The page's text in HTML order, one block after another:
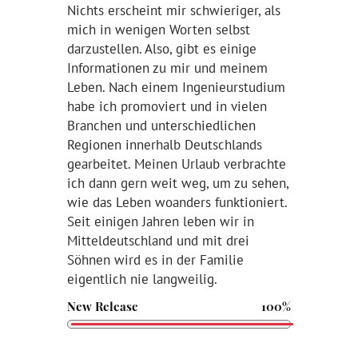
Nichts erscheint mir schwieriger, als
mich in wenigen Worten selbst
darzustellen. Also, gibt es einige
Informationen zu mir und meinem
Leben. Nach einem Ingenieurstudium
habe ich promoviert und in vielen
Branchen und unterschiedlichen
Regionen innerhalb Deutschlands
gearbeitet. Meinen Urlaub verbrachte
ich dann gern weit weg, um zu sehen,
wie das Leben woanders funktioniert.
Seit einigen Jahren leben wir in
Mitteldeutschland und mit drei
Söhnen wird es in der Familie
eigentlich nie langweilig.
New Release 100%